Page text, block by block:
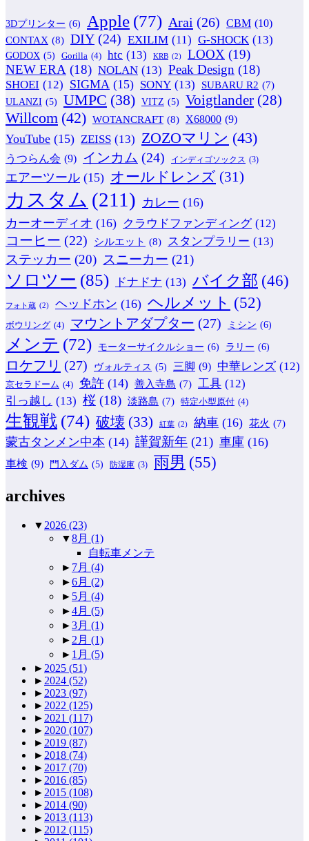
3Dプリンター (6) Apple (77) Arai (26) CBM (10)
CONTAX (8) DIY (24) EXILIM (11) G-SHOCK (13)
GODOX (5) Gorilla (4) htc (13) KRB (2) LOOX (19)
NEW ERA (18) NOLAN (13) Peak Design (18)
SHOEI (12) SIGMA (15) SONY (13) SUBARU R2 (7)
ULANZI (5) UMPC (38) VITZ (5) Voigtlander (28)
Willcom (42) WOTANCRAFT (8) X68000 (9)
YouTube (15) ZEISS (13) ZOZOマリン (43)
うつらん会 (9) インカム (24) インディゴソックス (3)
エアーツール (15) オールドレンズ (31)
カスタム (211) カレー (16)
カーオーディオ (16) クラウドファンディング (12)
コーヒー (22) シルエット (8) スタンプラリー (13)
ステッカー (20) スニーカー (21)
ソロツー (85) ドナドナ (13) バイク部 (46)
フォト蔵 (2) ヘッドホン (16) ヘルメット (52)
ボウリング (4) マウントアダプター (27) ミシン (6)
メンテ (72) モーターサイクルショー (6) ラリー (6)
ロケフリ (27) ヴォルティス (5) 三脚 (9) 中華レンズ (12)
京セラドーム (4) 免許 (14) 善入寺島 (7) 工具 (12)
引っ越し (13) 桜 (18) 淡路島 (7) 特定小型原付 (4)
生観戦 (74) 破壊 (33) 紅葉 (2) 納車 (16) 花火 (7)
蒙古タンメン中本 (14) 謹賀新年 (21) 車庫 (16)
車検 (9) 門入ダム (5) 防湿庫 (3) 雨男 (55)
archives
▼ 2026 (23)
▼8月 (1)
自転車メンテ
► 7月 (4)
►6月 (2)
► 5月 (4)
►4月 (5)
►3月 (1)
► 2月 (1)
► 1月 (5)
► 2025 (51)
► 2024 (52)
► 2023 (97)
► 2022 (125)
► 2021 (117)
► 2020 (107)
► 2019 (87)
► 2018 (74)
► 2017 (70)
► 2016 (85)
► 2015 (108)
► 2014 (90)
► 2013 (113)
► 2012 (115)